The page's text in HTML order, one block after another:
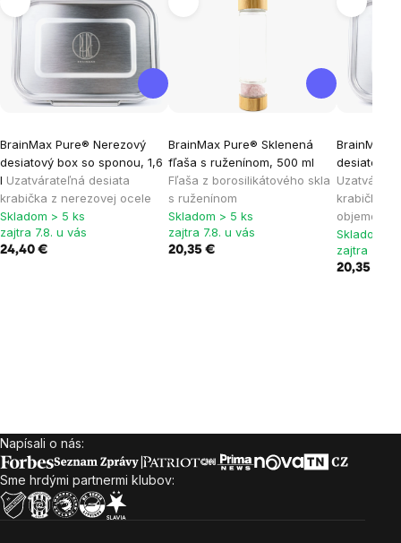
BrainMax Pure® Nerezový
desiatový box so sponou, 1,6
l Uzatvárateľná desiata
krabička z nerezovej ocele
Skladom > 5 ks
zajtra 7.8. u vás
24,40 €
BrainMax Pure® Sklenená
fľaša s ruženínom, 500 ml
Fľaša z borosilikátového skla
s ruženínom
Skladom > 5 ks
zajtra 7.8. u vás
20,35 €
BrainMax
desiatový
krabička z
objemom 1
Skladom >
zajtra 7.8.
20,35 €
Zápätie
Napísali o nás:
Sme hrdými partnermi klubov: